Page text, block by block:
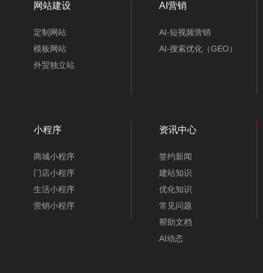
网站建设
定制网站
模板网站
外贸独立站
AI营销
AI-短视频营销
AI-搜索优化（GEO）
小程序
商城小程序
门店小程序
生活小程序
营销小程序
资讯中心
签约新闻
建站知识
优化知识
常见问题
帮助文档
AI动态